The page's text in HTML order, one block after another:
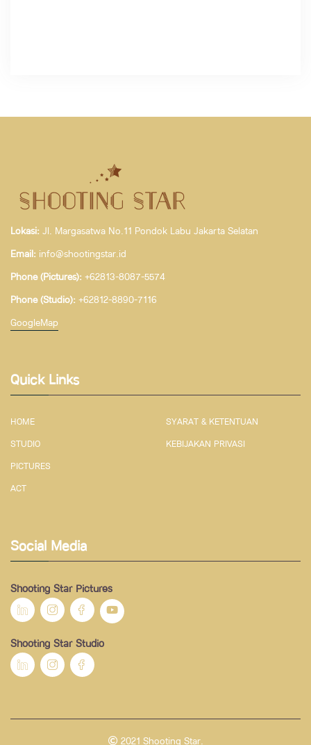
Lokasi: Jl. Margasatwa No.11 Pondok Labu Jakarta Selatan
Email: info@shootingstar.id
Phone (Pictures): +62813-8087-5574
Phone (Studio): +62812-8890-7116
GoogleMap
Quick Links
HOME SYARAT & KETENTUAN
STUDIO KEBIJAKAN PRIVASI
PICTURES
ACT
Social Media
Shooting Star Pictures
Shooting Star Studio
2021 Shooting Star.